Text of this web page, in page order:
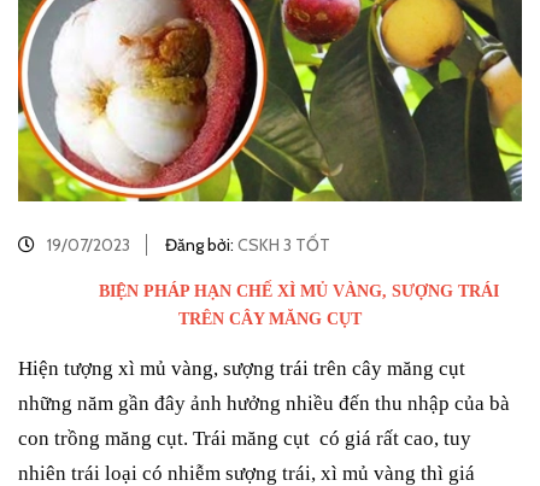
19/07/2023 Đăng bởi: CSKH 3 TỐT
BIỆN PHÁP HẠN CHẾ XÌ MỦ VÀNG, SƯỢNG TRÁI
TRÊN CÂY MĂNG CỤT
Hiện tượng xì mủ vàng, sượng trái trên cây măng cụt
những năm gần đây ảnh hưởng nhiều đến thu nhập của bà
con trồng măng cụt. Trái măng cụt có giá rất cao, tuy
nhiên trái loại có nhiễm sượng trái, xì mủ vàng thì giá